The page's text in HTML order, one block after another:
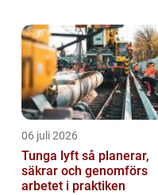
06 juli 2026
Tunga lyft så planerar,
säkrar och genomförs
arbetet i praktiken